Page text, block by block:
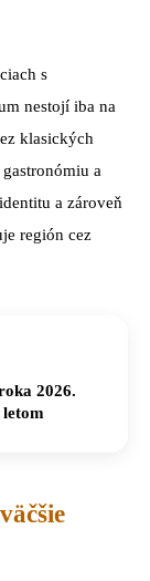
s
nestojí iba na
klasických
a
a zároveň
región cez
2026.